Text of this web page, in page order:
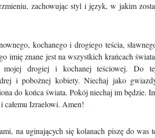
zachowując styl i język, w jakim
kochanego i drogiego teścia,
imię znane jest na wszystkich krańcach
mojej drogiej i kochanej teściowej. Do
i pobożnej kobiety. Niechaj jako
do końca świata. Pokój niechaj im będzie.
całemu Izraelowi. Amen!
na uginających się kolanach piszę do was